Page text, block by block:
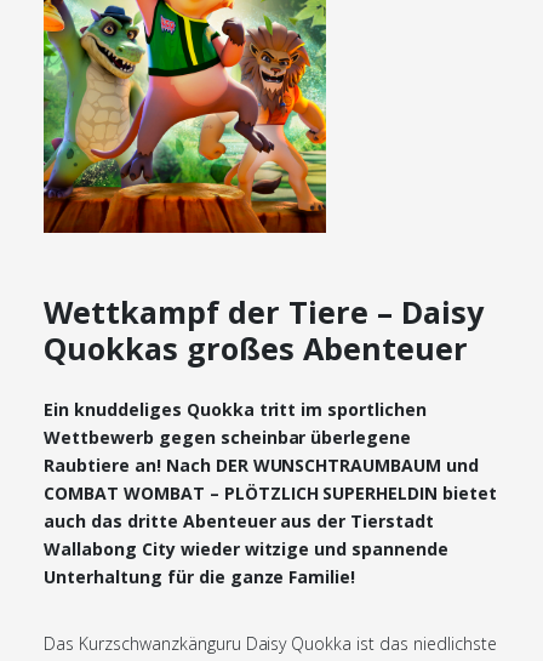
Wettkampf der Tiere – Daisy
Quokkas großes Abenteuer
Ein knuddeliges Quokka tritt im sportlichen
Wettbewerb gegen scheinbar überlegene
Raubtiere an! Nach DER WUNSCHTRAUMBAUM und
COMBAT WOMBAT – PLÖTZLICH SUPERHELDIN bietet
auch das dritte Abenteuer aus der Tierstadt
Wallabong City wieder witzige und spannende
Unterhaltung für die ganze Familie!
Das Kurzschwanzkänguru Daisy Quokka ist das niedlichste